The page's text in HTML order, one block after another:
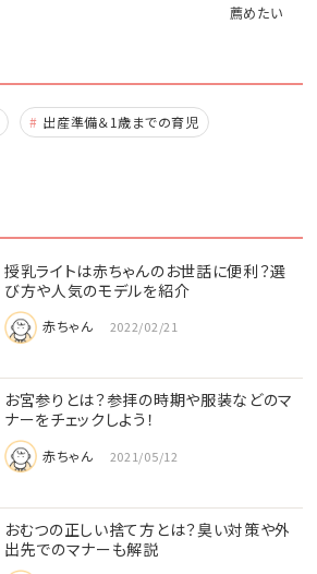
薦めたい
出産準備＆1歳までの育児
授乳ライトは赤ちゃんのお世話に便利？選
び方や人気のモデルを紹介
赤ちゃん 2022/02/21
お宮参りとは？参拝の時期や服装などのマ
ナーをチェックしよう！
赤ちゃん 2021/05/12
おむつの正しい捨て方とは？臭い対策や外
出先でのマナーも解説